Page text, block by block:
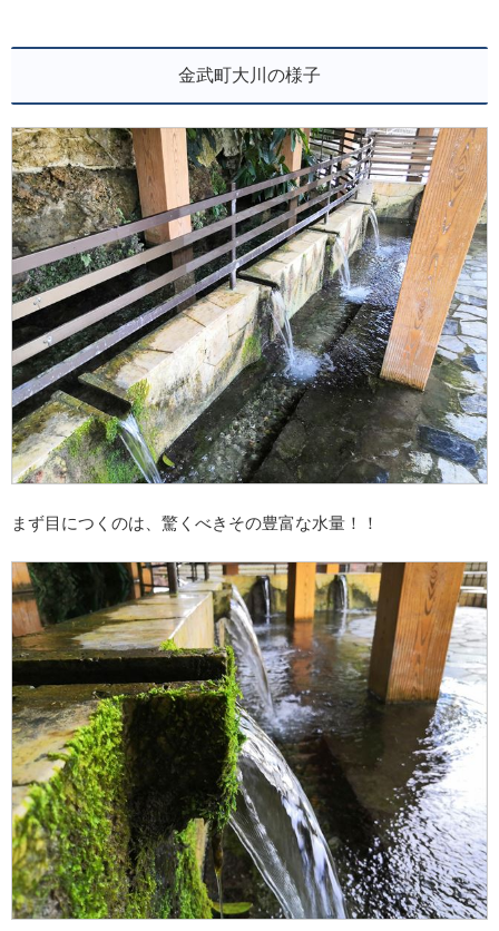
金武町大川の様子
まず目につくのは、驚くべきその豊富な水量！！